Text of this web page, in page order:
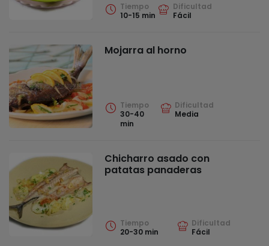
Tiempo
10-15 min
Dificultad
Fácil
Mojarra al horno
Tiempo
30-40
min
Dificultad
Media
Chicharro asado con
patatas panaderas
Tiempo
20-30 min
Dificultad
Fácil